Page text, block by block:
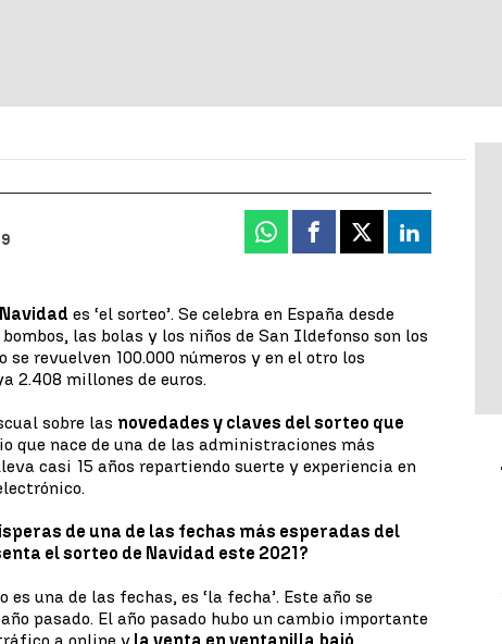
Whatsapp
Facebook
X Linkedin
es ‘el sorteo’. Se celebra en España desde
bombos, las bolas y los niños de San Ildefonso son los
se revuelven 100.000 números y en el otro los
2.408 millones de euros.
sobre las novedades y claves del sorteo que
que nace de una de las administraciones más
casi 15 años repartiendo suerte y experiencia en
de una de las fechas más esperadas del
el sorteo de Navidad este 2021?
es una de las fechas, es ‘la fecha’. Este año se
pasado. El año pasado hubo un cambio importante